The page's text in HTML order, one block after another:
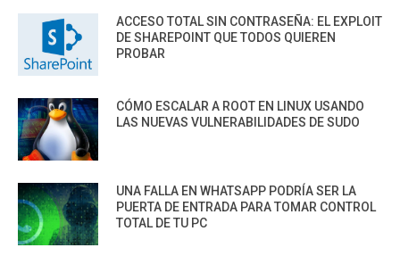
ACCESO TOTAL SIN CONTRASEÑA: EL EXPLOIT
DE SHAREPOINT QUE TODOS QUIEREN
PROBAR
CÓMO ESCALAR A ROOT EN LINUX USANDO
LAS NUEVAS VULNERABILIDADES DE SUDO
UNA FALLA EN WHATSAPP PODRÍA SER LA
PUERTA DE ENTRADA PARA TOMAR CONTROL
TOTAL DE TU PC